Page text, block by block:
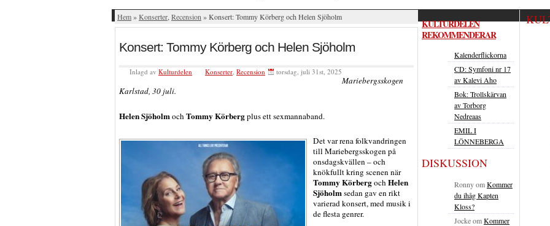
Hem»Konserter Recension » Konsert: Tommy Körberg och Helen Sjöholm
Konsert: Tommy Körberg och Helen Sjöholm
Inlagd av Kulturdelen Konserter, Recension torsdag, juli 31st, 2025
Mariebergsskogen
Karlstad, 30 juli.
Helen Sjöholmoch Tommy Körbergplus ett sexmannaband.
Det var rena folkvandringen
till Mariebergsskogen på
onsdagskvällen – och
knökfullt kring scenen när
Tommy KörbergochHelen
Sjöholmsedan gav en rikt
varierad konsert, med musik i
de flesta genrer.
KULTURDELEN
REKOMMENDERAR
Kalenderflickorna
CD: Symfoni nr 17
av Kalevi Aho
Bok: Trollskärvan
av Torborg
Nedreaas
EMIL I
LÖNNEBERGA
DISKUSSION
RonnyomKommer
du ihåg Kapten
Kloss?
JockeomKommer